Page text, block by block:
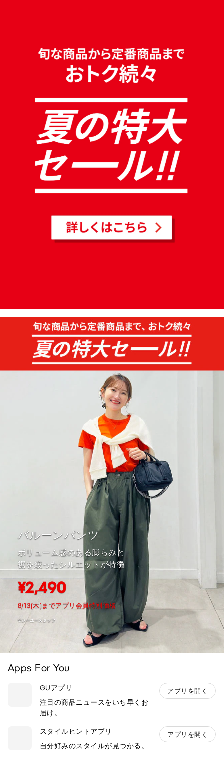
バルーンパンツ
ボリューム感のある膨らみと
裾を絞ったシルエットが特徴
¥2,490
8/13(木)までアプリ会員特別価格
※ジーユースタッフ
Apps For You
GUアプリ
注目の商品ニュースをいち早くお
届け。
アプリを開く
スタイルヒントアプリ
自分好みのスタイルが見つかる。
アプリを開く